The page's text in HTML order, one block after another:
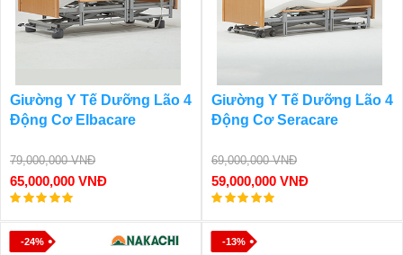
Giường Y Tế Dưỡng Lão 4
Động Cơ Elbacare
79,000,000 VNĐ
65,000,000 VNĐ
Giường Y Tế Dưỡng Lão 4
Động Cơ Seracare
69,000,000 VNĐ
59,000,000 VNĐ
-24% -13%